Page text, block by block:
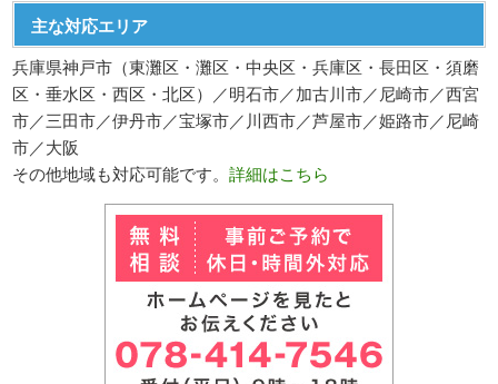
主な対応エリア
兵庫県神戸市（東灘区・灘区・中央区・兵庫区・長田区・須磨
区・垂水区・西区・北区）／明石市／加古川市／尼崎市／西宮
市／三田市／伊丹市／宝塚市／川西市／芦屋市／姫路市／尼崎
市／大阪
その他地域も対応可能です。詳細はこちら